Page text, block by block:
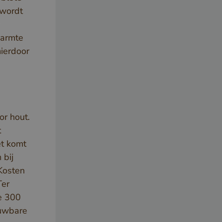
hout.
komt
bij
300
en
op de
de
hun
site op te
de